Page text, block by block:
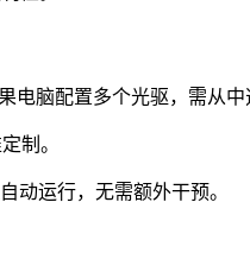
电脑配置多个光驱，需从中
制。
动运行，无需额外干预。